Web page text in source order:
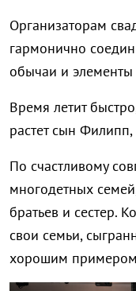
Организаторам
гармонично
обычаи и элементы
Время летит
растет сын
По счастливому
многодетных
братьев и сестер.
свои семьи,
хорошим